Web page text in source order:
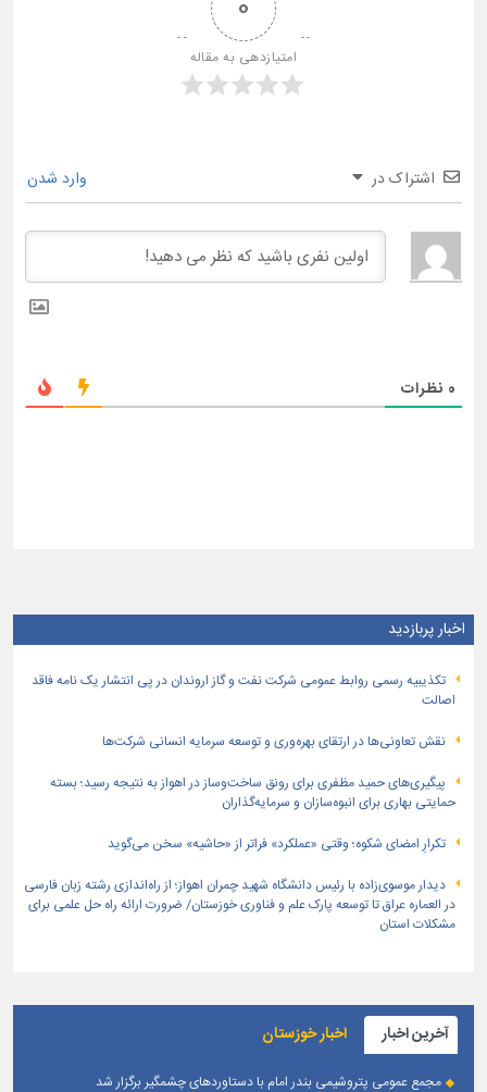
0
امتیازدهی به مقاله
اشتراک در وارد شدن
0 نظرات
اخبار پربازدید
تكذیبیه رسمی روابط عمومی شركت نفت و گاز اروندان در پی انتشار یک نامه فاقد
اصالت
نقش تعاونی‌ها در ارتقای بهره‌وری و توسعه سرمایه انسانی شرکت‌ها
پیگیری‌های حمید مظفری برای رونق ساخت‌وساز در اهواز به نتیجه رسید؛ بسته
حمایتی بهاری برای انبوه‌سازان و سرمایه‌گذاران
تکرارِ امضای شکوه؛ وقتی «عملکرد» فراتر از «حاشیه» سخن می‌گوید
دیدار موسوی‌زاده با رئیس دانشگاه شهید چمران اهواز؛ از راه‌اندازی رشته زبان فارسی
در العماره عراق تا توسعه پارک علم و فناوری خوزستان/ ضرورت ارائه راه حل علمی برای
مشکلات استان
آخرین اخبار اخبار خوزستان
مجمع عمومی پتروشیمی بندر امام با دستاوردهای چشمگیر برگزار شد